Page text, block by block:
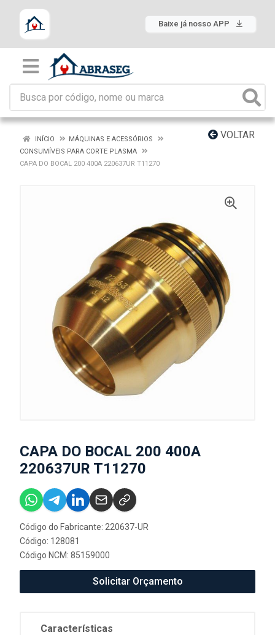
Baixe já nosso APP
VOLTAR
INÍCIO
MÁQUINAS E ACESSÓRIOS
CONSUMÍVEIS PARA CORTE PLASMA
CAPA DO BOCAL 200 400A 220637UR T11270
CAPA DO BOCAL 200 400A
220637UR T11270
Código do Fabricante: 220637-UR
Código: 128081
Código NCM: 85159000
Solicitar Orçamento
Características